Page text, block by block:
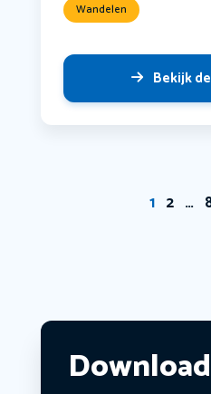
Wandelen
Bekijk
1 2 …
Download